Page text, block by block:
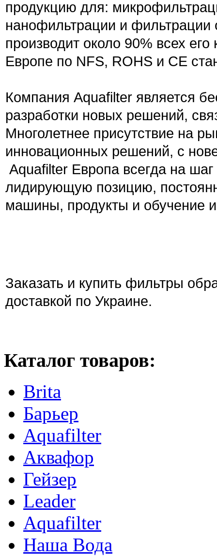
продукцию для:
нанофильтрации и фильтрации
производит около 90% всех
Европе по NFS, ROHS и СЕ
Компания Aquafilter является
разработки новых решений,
Многолетнее присутствие на
инновационных решений, с
Aquafilter Европа всегда на
лидирующую позицию,
машины, продукты и обучение
Заказать и купить фильтры
доставкой по Украине.
Каталог товаров:
Brita
Барьер
Aquafilter
Аквафор
Гейзер
Leader
Aquafilter
Наша Вода